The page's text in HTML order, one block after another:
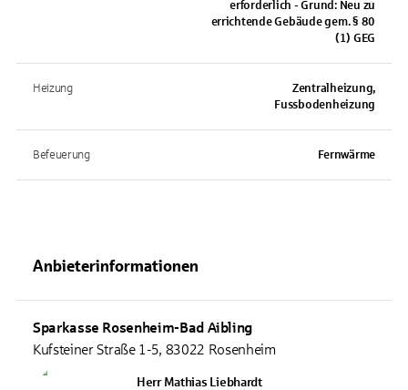
erforderlich - Grund: Neu zu
errichtende Gebäude gem. § 80
(1) GEG
Heizung
Zentralheizung,
Fussbodenheizung
Befeuerung Fernwärme
Anbieterinformationen
Sparkasse Rosenheim-Bad Aibling
Kufsteiner Straße 1-5, 83022 Rosenheim
Herr Mathias Liebhardt